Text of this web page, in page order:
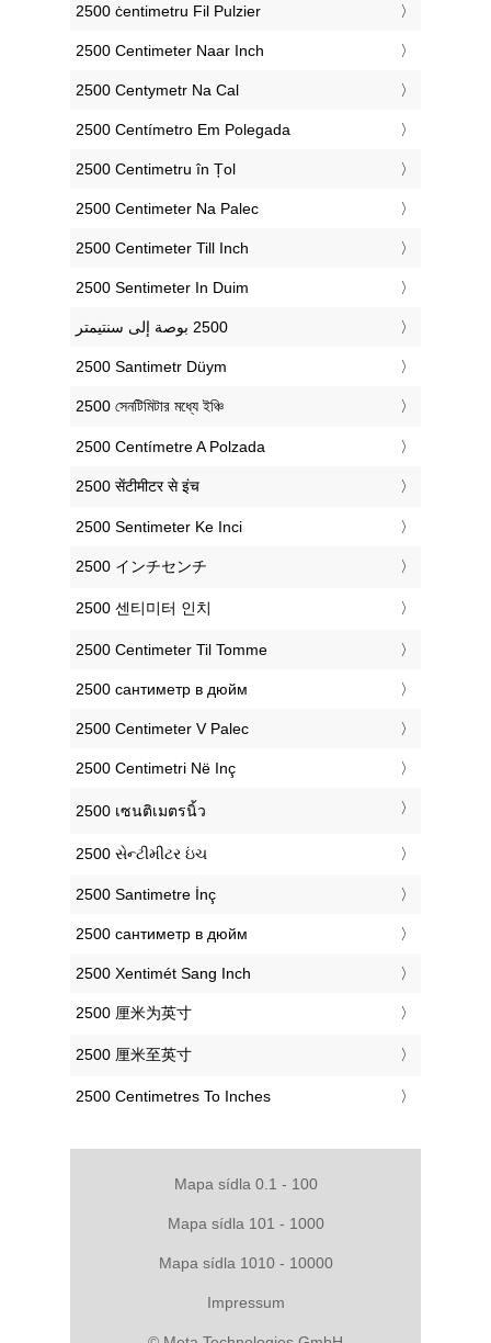
‎2500 ċentimetru Fil Pulzier
‎2500 Centimeter Naar Inch
‎2500 Centymetr Na Cal
‎2500 Centímetro Em Polegada
‎2500 Centimetru în Țol
‎2500 Centimeter Na Palec
‎2500 Centimeter Till Inch
‎2500 Sentimeter In Duim
‎2500 Santimetr Düym
‎2500 সেনটিমিটার মধ্যে ইঞ্চি
‎2500 Centímetre A Polzada
‎2500 सेंटीमीटर से इंच
‎2500 Sentimeter Ke Inci
‎2500 インチセンチ
‎2500 센티미터 인치
‎2500 Centimeter Til Tomme
‎2500 сантиметр в дюйм
‎2500 Centimeter V Palec
‎2500 Centimetri Në Inç
‎2500 เซนติเมตรนิ้ว
‎2500 સેન્ટીમીટર ઇંચ
‎2500 Santimetre İnç
‎2500 сантиметр в дюйм
‎2500 Xentimét Sang Inch
‎2500 厘米为英寸
‎2500 厘米至英寸
‎2500 Centimetres To Inches
Mapa sídla 0.1 - 100
Mapa sídla 101 - 1000
Mapa sídla 1010 - 10000
Impressum